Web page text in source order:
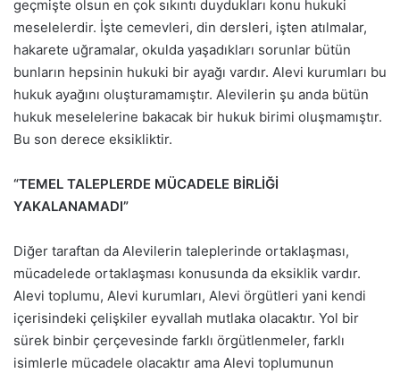
geçmişte olsun en çok sıkıntı duydukları konu hukuki
meselelerdir. İşte cemevleri, din dersleri, işten atılmalar,
hakarete uğramalar, okulda yaşadıkları sorunlar bütün
bunların hepsinin hukuki bir ayağı vardır. Alevi kurumları bu
hukuk ayağını oluşturamamıştır. Alevilerin şu anda bütün
hukuk meselelerine bakacak bir hukuk birimi oluşmamıştır.
Bu son derece eksikliktir.
“TEMEL TALEPLERDE MÜCADELE BİRLİĞİ
YAKALANAMADI”
Diğer taraftan da Alevilerin taleplerinde ortaklaşması,
mücadelede ortaklaşması konusunda da eksiklik vardır.
Alevi toplumu, Alevi kurumları, Alevi örgütleri yani kendi
içerisindeki çelişkiler eyvallah mutlaka olacaktır. Yol bir
sürek binbir çerçevesinde farklı örgütlenmeler, farklı
isimlerle mücadele olacaktır ama Alevi toplumunun